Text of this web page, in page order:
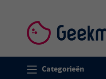
Categorieën